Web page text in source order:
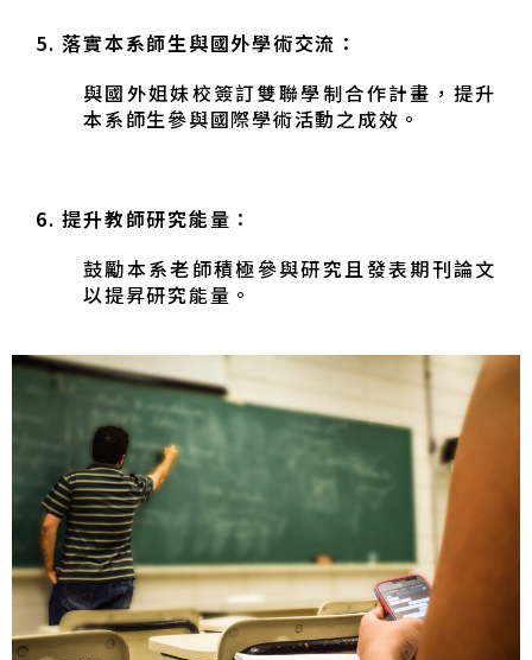
5.落實本系師生與國外學術交流：
與國外姐妹校簽訂雙聯學制合作計畫，提升
本系師生參與國際學術活動之成效。
6.提升教師研究能量：
鼓勵本系老師積極參與研究且發表期刊論文
以提昇研究能量。